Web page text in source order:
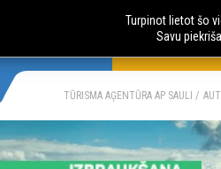
AUTOBUSU
TŪRISMA AĢENTŪRA AP SAULI
Turpinot lietot šo
Savu